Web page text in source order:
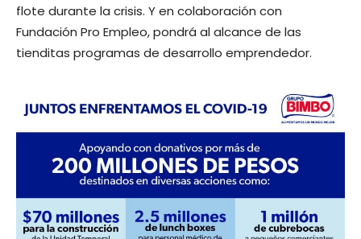
flote durante la crisis. Y en colaboración con
Fundación Pro Empleo, pondrá al alcance de las
tienditas programas de desarrollo emprendedor.